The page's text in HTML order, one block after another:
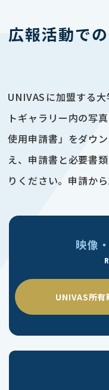
広報活動で
UNIVASに加盟する
トギャラリー内の写
使用申請書」をダウ
え、申請書と必要書
りください。申請か
映像
UNIVAS所